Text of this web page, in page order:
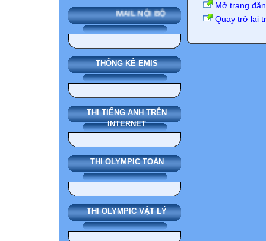
MAIL NỘI BỘ
THỐNG KÊ EMIS
THI TIẾNG ANH TRÊN
INTERNET
THI OLYMPIC TOÁN
THI OLYMPIC VẬT LÝ
Mở trang
Quay trở lại